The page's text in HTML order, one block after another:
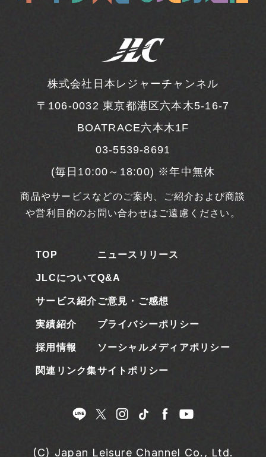
株式会社日本レジャーチャンネル
〒106-0032東京都港区六本木5-16-7
BOATRACE六本木1F
03-5539-8691
(毎日10:00～18:00) ※年中無休
商品やサービスなどのご案内、ご紹介および商談
や営利目的のお問い合わせはご遠慮ください。
TOP
JLCについて
サービス紹介
実績紹介
採用情報
関連リンク集
ニュースリリース
Q&A
ご意見・ご感想
プライバシーポリシー
ソーシャルメディアポリシー
サイトポリシー
(C) Japan Leisure Channel Co., Ltd.